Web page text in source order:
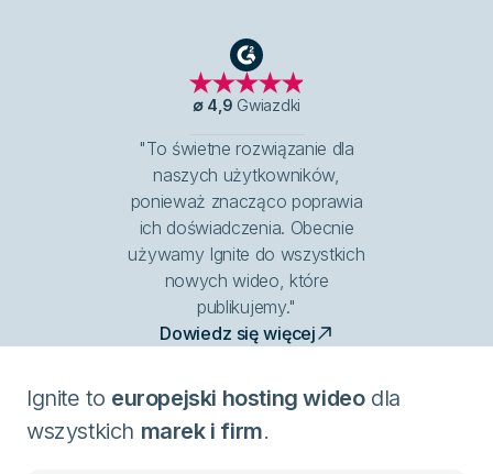
G2
∅ 4,9 Gwiazdki
"To świetne rozwiązanie dla
naszych użytkowników,
ponieważ znacząco poprawia
ich doświadczenia. Obecnie
używamy Ignite do wszystkich
nowych wideo, które
publikujemy."
Dowiedz się więcej
Ignite to europejski hosting wideodla
wszystkich marek i firm.